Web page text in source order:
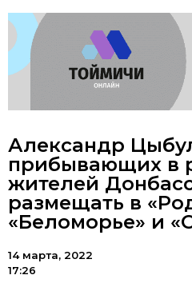
Александр
прибывающих в
жителей
размещать в
«Беломорье» и
14 марта, 2022
17:26